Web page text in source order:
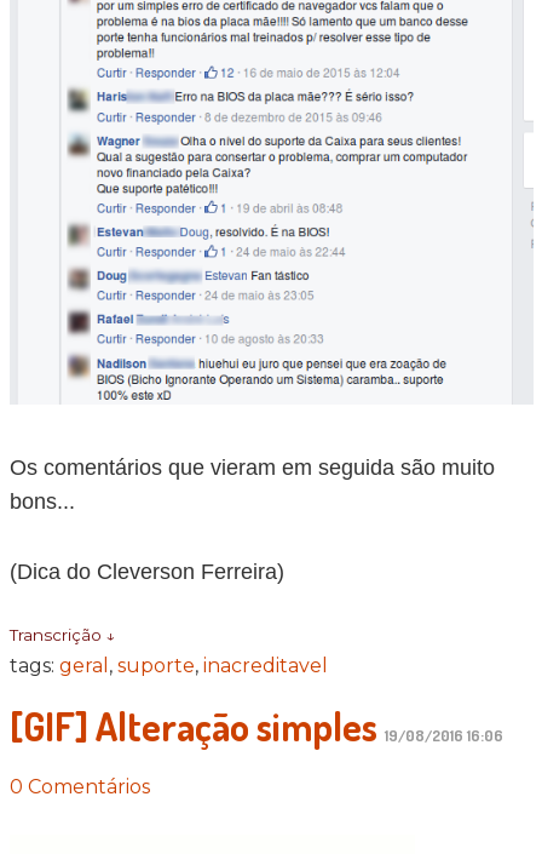
Os comentários que vieram em seguida são muito
bons...
(Dica do Cleverson Ferreira)
Transcrição ↓
tags: geral , suporte, inacreditavel
[GIF] Alteração simples 19/08/2016 16:06
0 Comentários